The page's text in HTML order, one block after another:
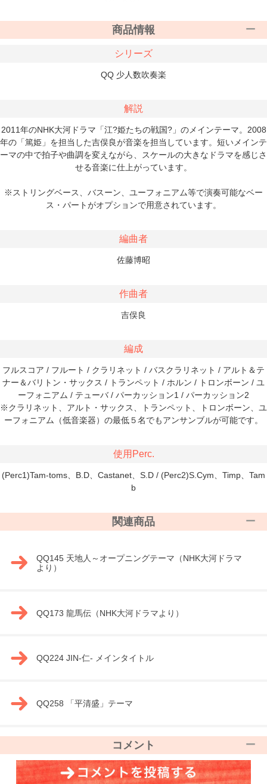
商品情報
シリーズ
QQ 少人数吹奏楽
解説
2011年のNHK大河ドラマ「江?姫たちの戦国?」のメインテーマ。2008
年の「篤姫」を担当した吉俣良が音楽を担当しています。短いメインテ
ーマの中で拍子や曲調を変えながら、スケールの大きなドラマを感じさ
せる音楽に仕上がっています。
※ストリングベース、バスーン、ユーフォニアム等で演奏可能なベー
ス・パートがオプションで用意されています。
編曲者
佐藤博昭
作曲者
吉俣良
編成
フルスコア / フルート / クラリネット / バスクラリネット / アルト＆テ
ナー＆バリトン・サックス / トランペット / ホルン / トロンボーン / ユ
ーフォニアム / テューバ / パーカッション1 / パーカッション2
※クラリネット、アルト・サックス、トランペット、トロンボーン、ユ
ーフォニアム（低音楽器）の最低５名でもアンサンブルが可能です。
使用Perc.
(Perc1)Tam-toms、B.D、Castanet、S.D / (Perc2)S.Cym、Timp、Tam
b
関連商品
QQ145 天地人～オープニングテーマ（NHK大河ドラマ
より）
QQ173 龍馬伝（NHK大河ドラマより）
QQ224 JIN-仁- メインタイトル
QQ258 「平清盛」テーマ
コメント